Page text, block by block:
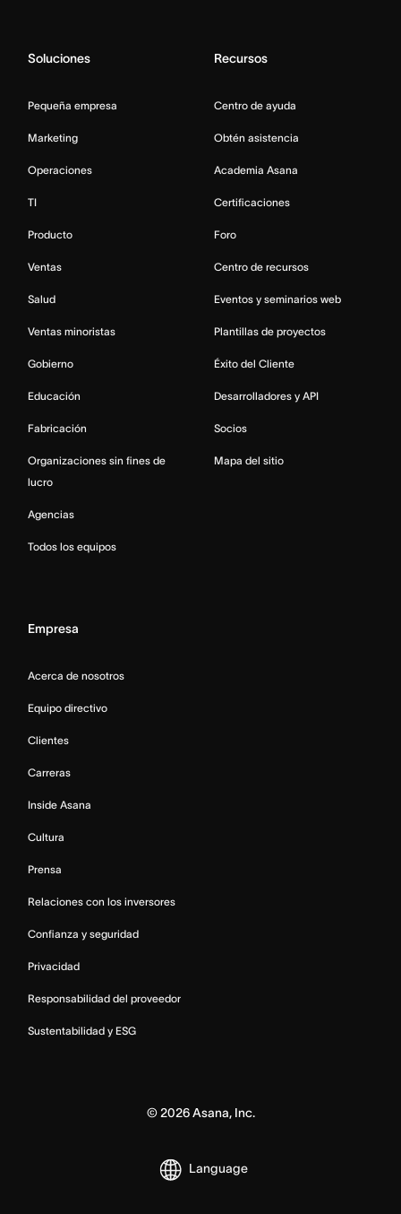
Soluciones
Pequeña empresa
Marketing
Operaciones
TI
Producto
Ventas
Salud
Ventas minoristas
Gobierno
Educación
Fabricación
Organizaciones sin fines de
lucro
Agencias
Todos los equipos
Recursos
Centro de ayuda
Obtén asistencia
Academia Asana
Certificaciones
Foro
Centro de recursos
Eventos y seminarios web
Plantillas de proyectos
Éxito del Cliente
Desarrolladores y API
Socios
Mapa del sitio
Empresa
Acerca de nosotros
Equipo directivo
Clientes
Carreras
Inside Asana
Cultura
Prensa
Relaciones con los inversores
Confianza y seguridad
Privacidad
Responsabilidad del proveedor
Sustentabilidad y ESG
© 2026Asana, Inc.
Language